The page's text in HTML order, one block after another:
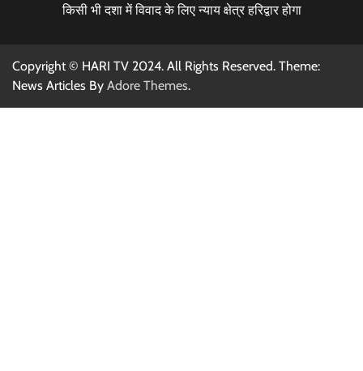
किसी भी दशा में विवाद के लिए न्याय क्षेत्र हरिद्वार होगा
Copyright © HARI TV 2024. All Rights Reserved. Theme:
News Articles By Adore Themes.